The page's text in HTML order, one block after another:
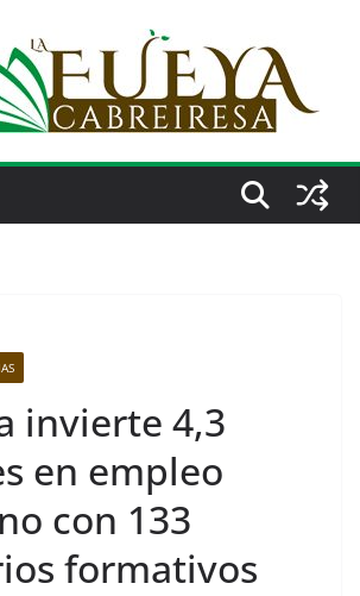
invierte 4,3
en empleo
con 133
formativos